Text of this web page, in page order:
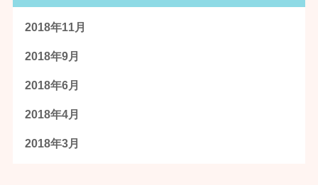
2018年11月
2018年9月
2018年6月
2018年4月
2018年3月